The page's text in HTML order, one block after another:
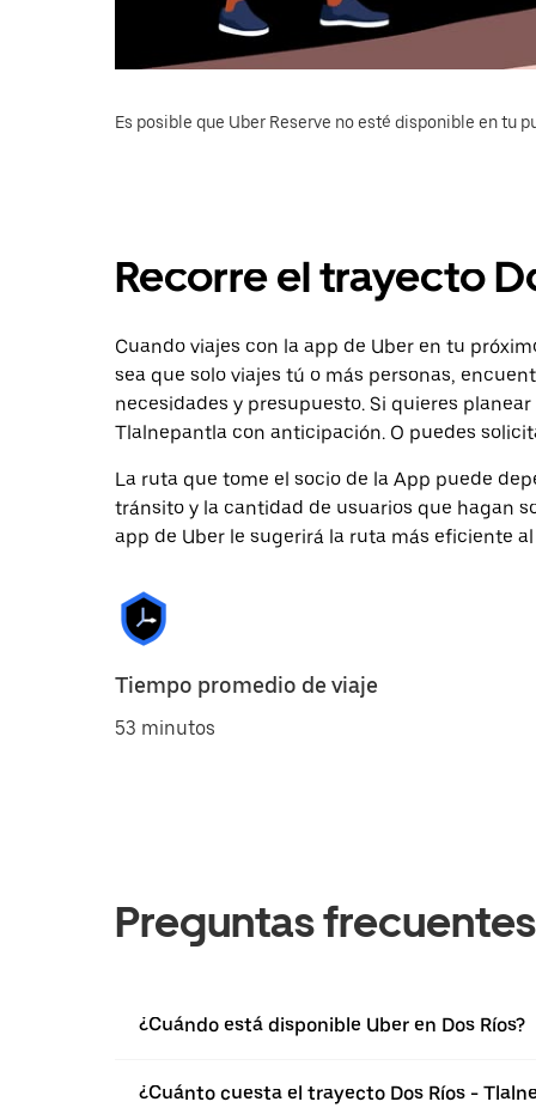
Es posible que Uber Reserve no esté disponible en tu
Recorre el trayecto
Cuando viajes con la app de Uber en tu
sea que solo viajes tú o más personas,
necesidades y presupuesto. Si quieres
Tlalnepantla con anticipación. O puedes
La ruta que tome el socio de la App puede
tránsito y la cantidad de usuarios que hagan
app de Uber le sugerirá la ruta más eficiente
Tiempo promedio de viaje
53 minutos
Preguntas frecuentes
¿Cuándo está disponible Uber en Dos Ríos?
¿Cuánto cuesta el trayecto Dos Ríos -